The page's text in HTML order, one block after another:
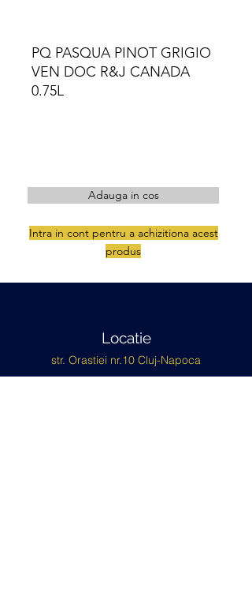
PQ PASQUA PINOT GRIGIO
VEN DOC R&J CANADA
0.75L
Adauga in cos
Intra in cont pentru a achizitiona acest
produs
Locatie
str. Orastiei nr.10 Cluj-Napoca